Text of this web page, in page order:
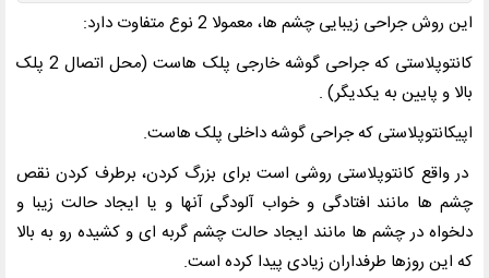
این روش جراحی زیبایی چشم ها، معمولا 2 نوع متفاوت دارد:
کانتوپلاستی که جراحی گوشه خارجی پلک هاست (محل اتصال 2 پلک
بالا و پایین به یکدیگر) .
اپیکانتوپلاستی که جراحی گوشه داخلی پلک هاست.
در واقع کانتوپلاستی روشی است برای بزرگ کردن، برطرف کردن نقص
چشم ها مانند افتادگی و خواب آلودگی آنها و یا ایجاد حالت زیبا و
دلخواه در چشم ها مانند ایجاد حالت چشم گربه ای و کشیده رو به بالا
که این روزها طرفداران زیادی پیدا کرده است.